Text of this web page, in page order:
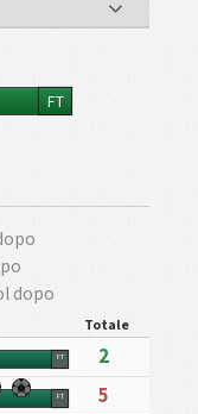
FT
dopo
Totale
FT 2
FT 5